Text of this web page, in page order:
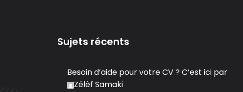
Sujets récents
Besoin d’aide pour votre CV ? C’est ici par
Zélèf Samaki